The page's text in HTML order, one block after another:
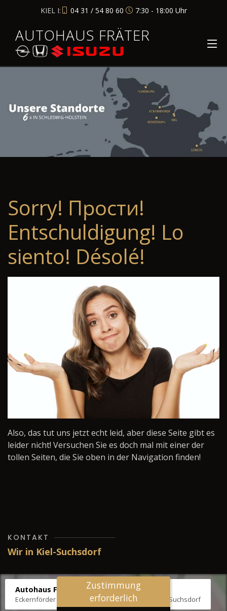
KIEL I: 04 31 / 54 80 60 7:30 - 18:00 Uhr
AUTOHAUS FRÄTER
Sorry! Прости!
Entschuldigung! Lo
siento! Désolé!
Also, das tut uns jetzt echt leid, aber diese Seite gibt es
leider nicht! Versuchen Sie es doch mal mit einer der
tollen Seiten, die Sie oben in der Navigation finden!
KONTAKT
Wir in Kiel-Suchsdorf
Autohaus Fräter
Eckernförder Str. /Klausbrooker Weg 1, 24107 Kiel-Suchsdorf
Zustimmung
erforderlich